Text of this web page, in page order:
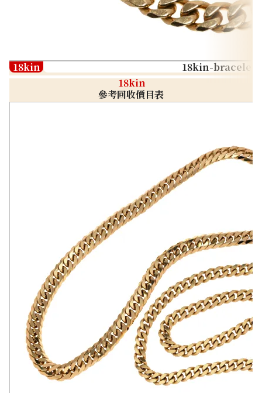
18kin
18kin-bracelet
18kin
參考回收價目表